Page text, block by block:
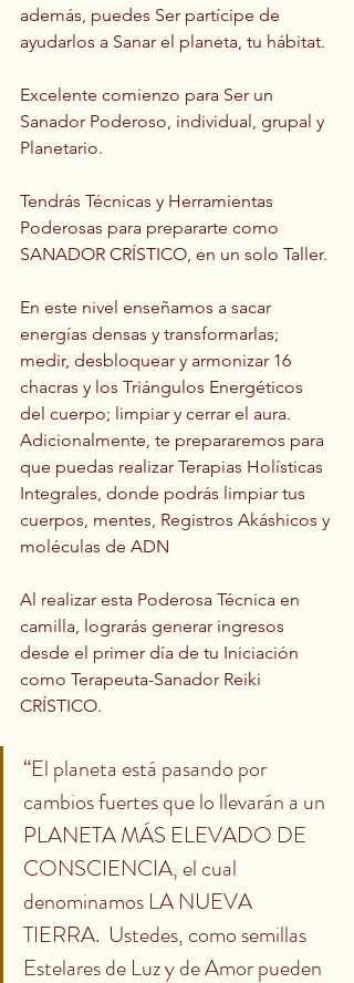
además, puedes Ser partícipe de
ayudarlos a Sanar el planeta, tu hábitat.
Excelente comienzo para Ser un
Sanador Poderoso, individual, grupal y
Planetario.
Tendrás Técnicas y Herramientas
Poderosas para prepararte como
SANADOR CRÍSTICO, en un solo Taller.
En este nivel enseñamos a sacar
energías densas y transformarlas;
medir, desbloquear y armonizar 16
chacras y los Triángulos Energéticos
del cuerpo; limpiar y cerrar el aura.
Adicionalmente, te prepararemos para
que puedas realizar Terapias Holísticas
Integrales, donde podrás limpiar tus
cuerpos, mentes, Registros Akáshicos y
moléculas de ADN
Al realizar esta Poderosa Técnica en
camilla, lograrás generar ingresos
desde el primer día de tu Iniciación
como Terapeuta-Sanador Reiki
CRÍSTICO.
“El planeta está pasando por
cambios fuertes que lo llevarán a un
PLANETA MÁS ELEVADO DE
CONSCIENCIA, el cual
denominamos LA NUEVA
TIERRA.  Ustedes, como semillas
Estelares de Luz y de Amor pueden